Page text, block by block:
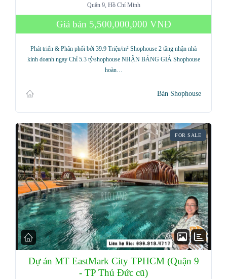
Quận 9, Hồ Chí Minh
Giá bán 5,500,000,000 VNĐ
Phát triển & Phân phối bởi 39.9 Triệu/m² Shophouse 2 tầng nhận nhà
kinh doanh ngay Chỉ 5.3 tỷ/shophouse NHẬN BẢNG GIÁ Shophouse
hoàn…
Bán Shophouse
FOR SALE
Dự án MT EastMark City TPHCM (Quận 9
- TP Thủ Đức cũ)